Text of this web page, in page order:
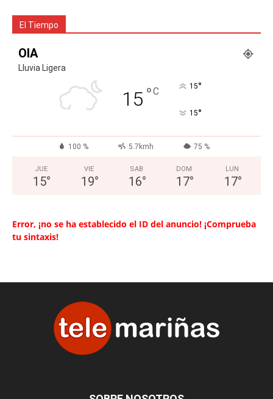
El Tiempo
OIA
Lluvia Ligera
15 °C 15°
15°
100 % 5.7kmh 75 %
JUE
15°
VIE
19°
SAB
16°
DOM
17°
LUN
17°
Error, ¡no se ha establecido el ID del anuncio! ¡Comprueba
tu sintaxis!